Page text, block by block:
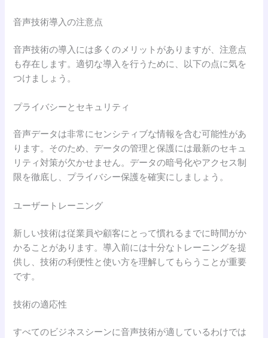
音声技術導入の注意点
音声技術の導入には多くのメリットがありますが、注意点
も存在します。適切な導入を行うために、以下の点に気を
つけましょう。
プライバシーとセキュリティ
音声データは非常にセンシティブな情報を含む可能性があ
ります。そのため、データの管理と保護には最新のセキュ
リティ対策が欠かせません。データの暗号化やアクセス制
限を徹底し、プライバシー保護を確実にしましょう。
ユーザートレーニング
新しい技術は従業員や顧客にとって慣れるまでに時間がか
かることがあります。導入前には十分なトレーニングを提
供し、技術の利便性と使い方を理解してもらうことが重要
です。
技術の適応性
すべてのビジネスシーンに音声技術が適しているわけでは